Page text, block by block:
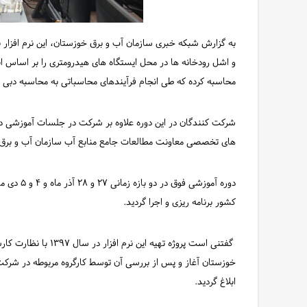
و اشل رودخانه­ ها در محل ایستگاه ­های هیدرومتری را بر اساس
محاسبه کرده که طی انجام فرآیندهای محاسباتی به محاسبه دبی
های تخصصی معاونت مطالعات جامع منابع آب سازمان آب و برق
دوره
کشور برنامه ­ریزی و اجرا گردید.
گفتنی است پروژه
خوزستان آغاز و پس از بررسی آن توسط کارگروه مربوطه در
ابلاغ گردید.